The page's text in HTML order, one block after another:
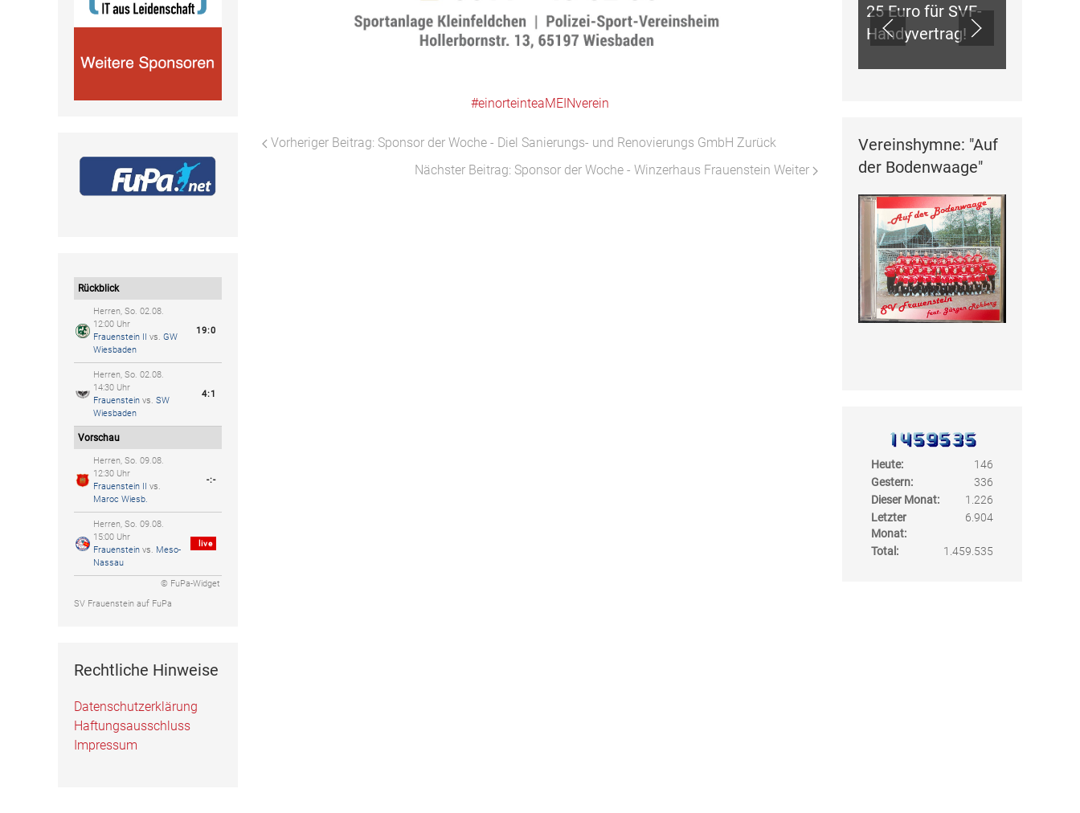
Rückblick
Herren, So. 02.08.
12:00 Uhr
Frauenstein II
vs. GW
Wiesbaden
19:0
Herren, So. 02.08.
14:30 Uhr
Frauenstein vs. SW
Wiesbaden
4:1
Vorschau
Herren, So. 09.08.
12:30 Uhr
Frauenstein II
vs.
Maroc Wiesb.
-:-
Herren, So. 09.08.
15:00 Uhr
Frauenstein vs. Meso-
Nassau
live
© FuPa-Widget
SV Frauenstein auf FuPa
Rechtliche Hinweise
Datenschutzerklärung
Haftungsausschluss
Impressum
#einorteinteaMEINverein
Vorheriger Beitrag: Sponsor der Woche - Diel Sanierungs- und Renovierungs GmbH Zurück
Nächster Beitrag: Sponsor der Woche - Winzerhaus Frauenstein Weiter
25 Euro für SVF-
Handyvertrag!
Vereinshymne: "Auf
der Bodenwaage"
Heute:
146
Gestern:
336
Dieser Monat:
1.226
Letzter
Monat:
6.904
Total: 1.459.535